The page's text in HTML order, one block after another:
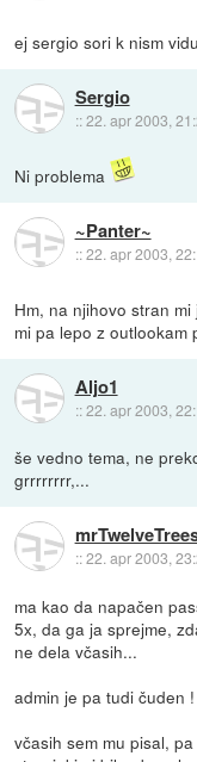
ej sergio sori k nism
Sergio
::22. apr 2003,
Ni problema
~Panter~
::22. apr 2003,
Hm, na njihovo stran
mi pa lepo z
Aljo1
::22. apr 2003,
še vedno tema, ne
grrrrrrrr,...
::22. apr 2003,
ma kao da napačen
5x, da ga ja sprejme,
ne dela včasih...
admin je pa tudi čuden !
včasih sem mu pisal,